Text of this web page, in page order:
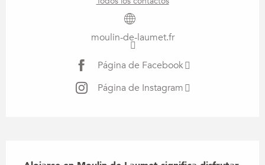
moulin-de-laumet.fr
Página de Facebook
Página de Instagram